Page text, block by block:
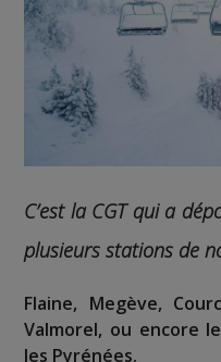
C’est la CGT qui a
plusieurs stations de
Flaine, Megève,
Valmorel, ou encore
les Pyrénées.